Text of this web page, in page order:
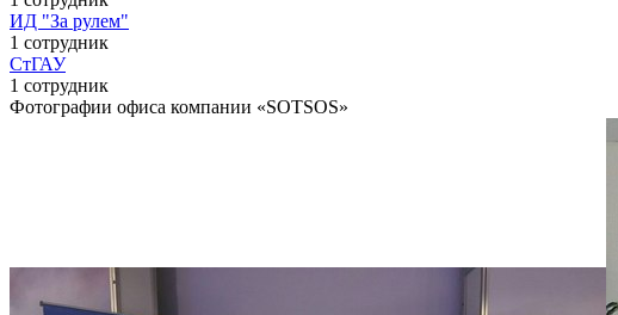
ИД "За рулем"
1 сотрудник
СтГАУ
1 сотрудник
Фотографии офиса компании «SOTSOS»